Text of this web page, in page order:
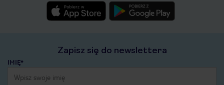
Zapisz się do newslettera
IMIĘ*